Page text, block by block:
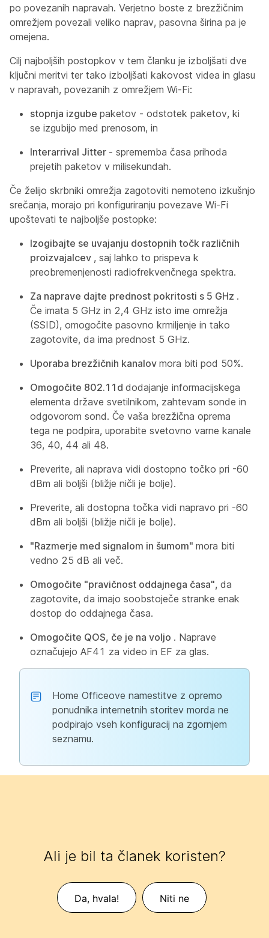
po povezanih napravah. Verjetno boste z brezžičnim
omrežjem povezali veliko naprav, pasovna širina pa je
omejena.
Cilj najboljših postopkov v tem članku je izboljšati dve
ključni meritvi ter tako izboljšati kakovost videa in glasu
v napravah, povezanih z omrežjem Wi-Fi:
stopnja izgube paketov - odstotek paketov, ki
se izgubijo med prenosom, in
Interarrival Jitter - sprememba časa prihoda
prejetih paketov v milisekundah.
Če želijo skrbniki omrežja zagotoviti nemoteno izkušnjo
srečanja, morajo pri konfiguriranju povezave Wi-Fi
upoštevati te najboljše postopke:
Izogibajte se uvajanju dostopnih točk različnih
proizvajalcev , saj lahko to prispeva k
preobremenjenosti radiofrekvenčnega spektra.
Za naprave dajte prednost pokritosti s 5 GHz .
Če imata 5 GHz in 2,4 GHz isto ime omrežja
(SSID), omogočite pasovno krmiljenje in tako
zagotovite, da ima prednost 5 GHz.
Uporaba brezžičnih kanalov mora biti pod 50%.
Omogočite 802.11d dodajanje informacijskega
elementa države svetilnikom, zahtevam sonde in
odgovorom sond. Če vaša brezžična oprema
tega ne podpira, uporabite svetovno varne kanale
36, 40, 44 ali 48.
Preverite, ali naprava vidi dostopno točko pri -60
dBm ali boljši (bližje ničli je bolje).
Preverite, ali dostopna točka vidi napravo pri -60
dBm ali boljši (bližje ničli je bolje).
"Razmerje med signalom in šumom" mora biti
vedno 25 dB ali več.
Omogočite "pravičnost oddajnega časa", da
zagotovite, da imajo soobstoječe stranke enak
dostop do oddajnega časa.
Omogočite QOS, če je na voljo . Naprave
označujejo AF41 za video in EF za glas.
Home Officeove namestitve z opremo
ponudnika internetnih storitev morda ne
podpirajo vseh konfiguracij na zgornjem
seznamu.
Ali je bil ta članek koristen?
Da, hvala! Niti ne